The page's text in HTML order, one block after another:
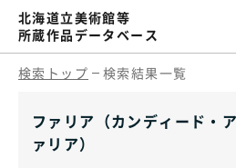
北海道立美術館等
所蔵作品データベース
検索トップ 検索結果一覧
ファリア（カンディード・
ァリア）